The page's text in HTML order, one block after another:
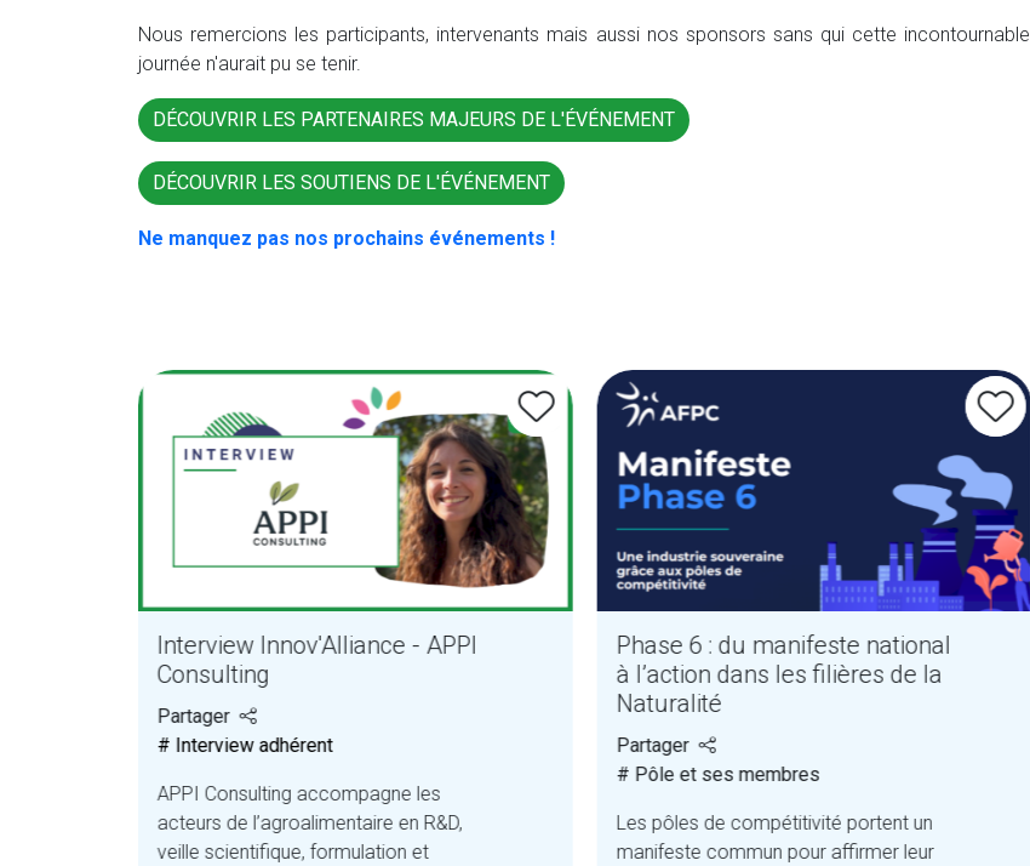
Nous remercions les participants, intervenants mais aussi nos sponsors sans qui cette incontournable
journée n'aurait pu se tenir.
DÉCOUVRIR LES PARTENAIRES MAJEURS DE L'ÉVÉNEMENT
DÉCOUVRIR LES SOUTIENS DE L'ÉVÉNEMENT
Ne manquez pas nos prochains événements !
Interview Innov'Alliance - APPI
Consulting
Partager
# Interview adhérent
APPI Consulting accompagne les
acteurs de l’agroalimentaire en R&D,
veille scientifique, formulation et
Phase 6 : du manifeste national
à l’action dans les filières de la
Naturalité
Partager
# Pôle et ses membres
Les pôles de compétitivité portent un
manifeste commun pour affirmer leur